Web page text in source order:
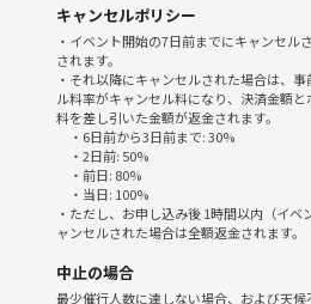
22:30以降はゲームが終わった卓から解散
ゲームが終わった卓からタイミングを見
●参加費●
🐬 つなげーと決済500円(サークル初
🐖 現地で参加料1200円OR最強リーグ戦
🐄 現地に到着しましたら必ずつなげーと
キャンセルポリシー
・イベント開始の7日前までにキャンセル
されます。
・それ以降にキャンセルされた場合は、
ル料率がキャンセル料になり、決済金額
料を差し引いた金額が返金されます。
・6日前から3日前まで: 30%
・2日前: 50%
・前日: 80%
・当日: 100%
・ただし、お申し込み後 1時間以内（イ
ャンセルされた場合は全額返金されます。
中止の場合
最少催行人数に達しない場合、および天